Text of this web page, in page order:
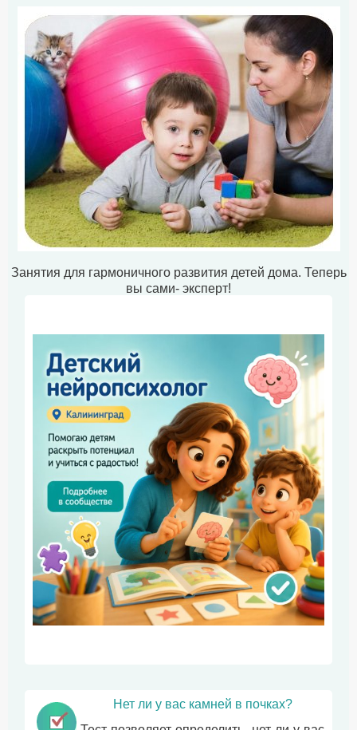
Занятия для гармоничного развития детей дома. Теперь
вы сами- эксперт!
Нет ли у вас камней в почках?